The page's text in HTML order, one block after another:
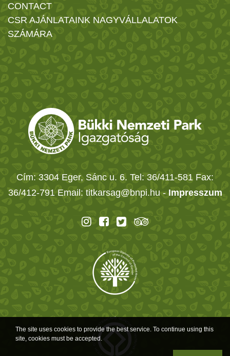
CONTACT
CSR AJÁNLATAINK NAGYVÁLLALATOK
SZÁMÁRA
Cím: 3304 Eger, Sánc u. 6. Tel: 36/411-581 Fax:
36/412-791 Email: titkarsag@bnpi.hu - Impresszum
The site uses cookies to provide the best service. To continue using this
site, cookies must be accepted.